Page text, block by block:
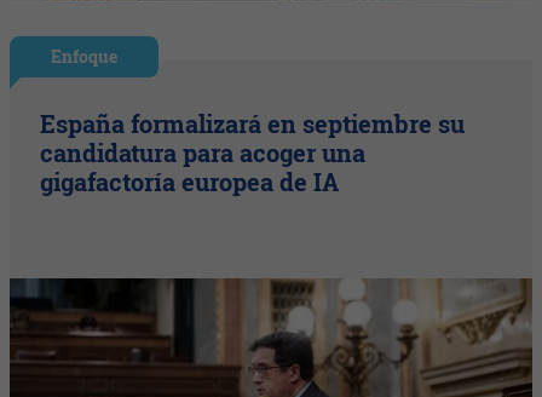
Enfoque
España formalizará en septiembre su
candidatura para acoger una
gigafactoría europea de IA